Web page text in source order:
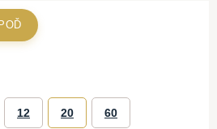
12 20 60